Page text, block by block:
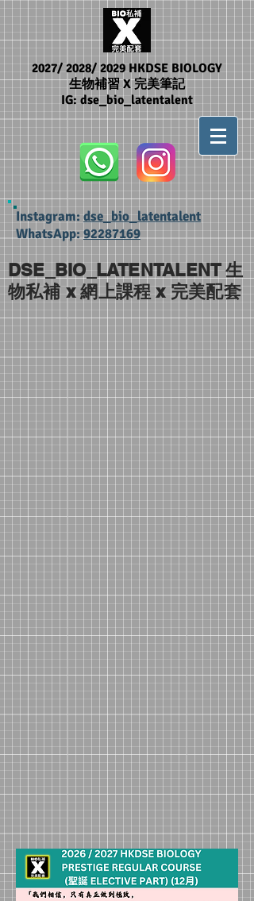
2027/ 2028/ 2029 HKDSE BIOLOGY
生物補習 X 完美筆記
IG: dse_bio_latentalent
Instagram: dse_bio_latentalent
WhatsApp:92287169
DSE_BIO_LATENTALENT 生
物私補 x 網上課程 x 完美配套